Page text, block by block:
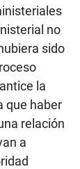
no
sido
la
que haber
relación
a